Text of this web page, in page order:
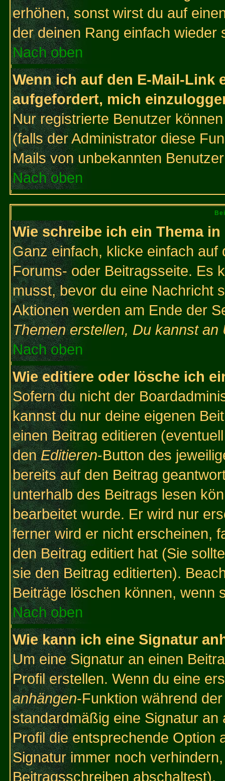
erhöhen, sonst wirst du auf
der deinen Rang einfach wieder
Nach oben
Wenn ich auf den E-Mail-Link
aufgefordert, mich
Nur registrierte Benutzer
(falls der Administrator diese
Mails von unbekannten
Nach oben
Wie schreibe ich ein Thema
Ganz einfach, klicke einfach
Forums- oder Beitragsseite. Es
musst, bevor du eine Nachricht
Aktionen werden am Ende der
Themen erstellen, Du kannst an
Nach oben
Wie editiere oder lösche ich
Sofern du nicht der
kannst du nur deine eigenen
einen Beitrag editieren
denEditieren-Button des
bereits auf den Beitrag
unterhalb des Beitrags lesen
bearbeitet wurde. Er wird nur
ferner wird er nicht erscheinen,
den Beitrag editiert hat (Sie
sie den Beitrag editierten).
Beiträge löschen können, wenn
Nach oben
Wie kann ich eine Signatur
Um eine Signatur an einen
Profil erstellen. Wenn du eine
anhängen-Funktion während
standardmäßig eine Signatur
Profil die entsprechende Option
Signatur immer noch
Beitragsschreiben abschaltest).